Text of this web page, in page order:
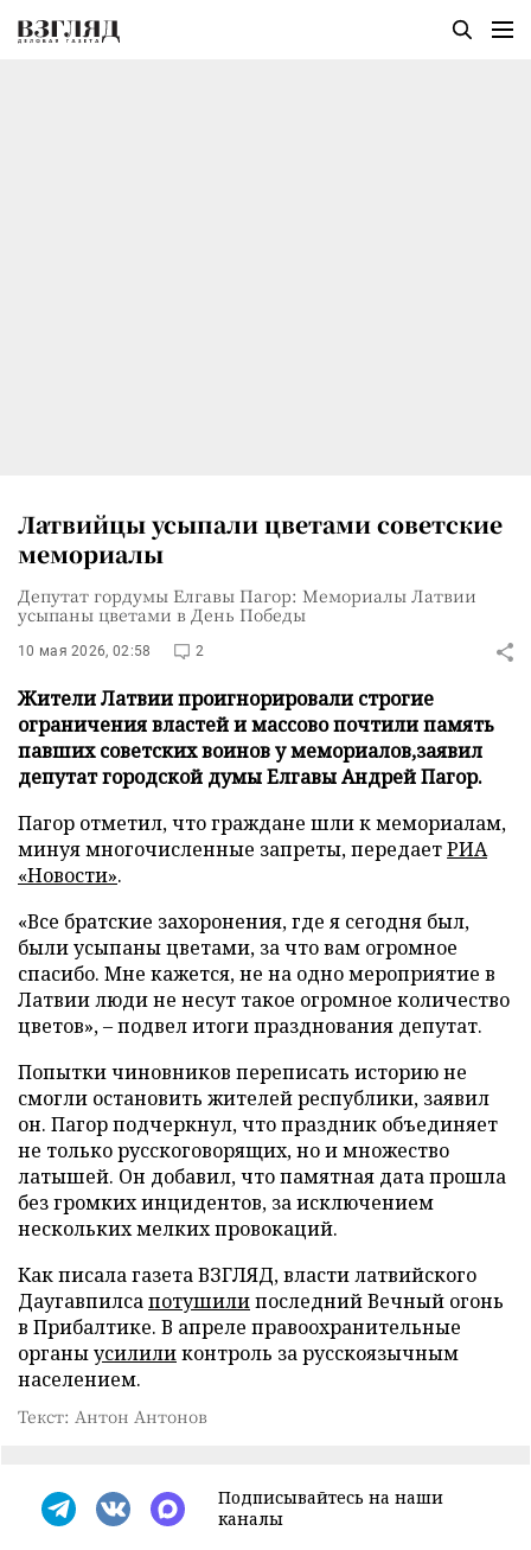
Латвийцы усыпали цветами советские
мемориалы
Депутат гордумы Елгавы Пагор: Мемориалы Латвии
усыпаны цветами в День Победы
10 мая 2026, 02:58 2
Жители Латвии проигнорировали строгие
ограничения властей и массово почтили память
павших советских воинов у мемориалов,заявил
депутат городской думы Елгавы Андрей Пагор.
Пагор отметил, что граждане шли к мемориалам,
минуя многочисленные запреты, передаетРИА
«Новости».
«Все братские захоронения, где я сегодня был,
были усыпаны цветами, за что вам огромное
спасибо. Мне кажется, не на одно мероприятие в
Латвии люди не несут такое огромное количество
цветов», – подвел итоги празднования депутат.
Попытки чиновников переписать историю не
смогли остановить жителей республики, заявил
он. Пагор подчеркнул, что праздник объединяет
не только русскоговорящих, но и множество
латышей. Он добавил, что памятная дата прошла
без громких инцидентов, за исключением
нескольких мелких провокаций.
Как писала газета ВЗГЛЯД, власти латвийского
Даугавпилсапотушилипоследний Вечный огонь
в Прибалтике. В апреле правоохранительные
органыусилиликонтроль за русскоязычным
населением.
Текст: Антон Антонов
Подписывайтесь на наши
каналы